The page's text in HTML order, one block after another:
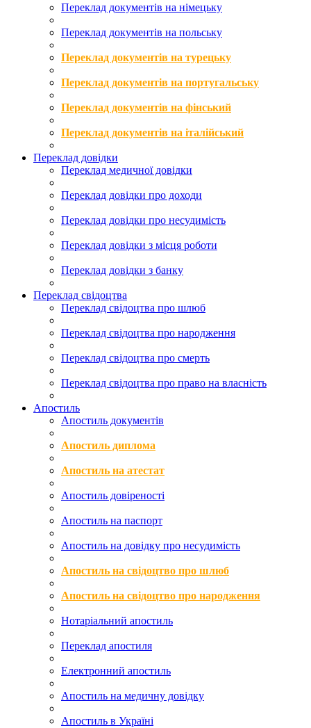
Переклад документів на німецьку
Переклад документів на польську
Переклад документів на турецьку
Переклад документів на португальську
Переклад документів на фінський
Переклад документів на італійський
Переклад довідки
Переклад медичної довідки
Переклад довідки про доходи
Переклад довідки про несудимість
Переклад довідки з місця роботи
Переклад довідки з банку
Переклад свідоцтва
Переклад свідоцтва про шлюб
Переклад свідоцтва про народження
Переклад свідоцтва про смерть
Переклад свідоцтва про право на власність
Апостиль
Апостиль документів
Апостиль диплома
Апостиль на атестат
Апостиль довіреності
Апостиль на паспорт
Апостиль на довідку про несудимість
Апостиль на свідоцтво про шлюб
Апостиль на свідоцтво про народження
Нотаріальний апостиль
Переклад апостиля
Електронний апостиль
Апостиль на медичну довідку
Апостиль в Україні